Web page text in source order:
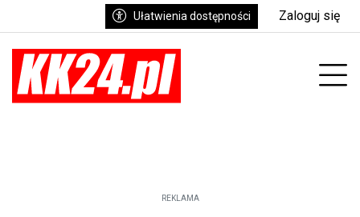
Ułatwienia dostępności Zaloguj się
REKLAMA